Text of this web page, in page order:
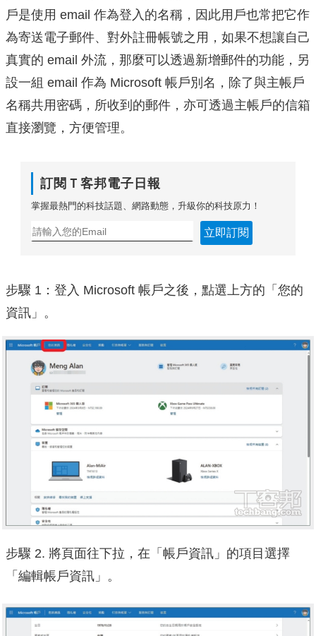
戶是使用 email 作為登入的名稱，因此用戶也常把它作
為寄送電子郵件、對外註冊帳號之用，如果不想讓自己
真實的 email 外流，那麼可以透過新增郵件的功能，另
設一組 email 作為 Microsoft 帳戶別名，除了與主帳戶
名稱共用密碼，所收到的郵件，亦可透過主帳戶的信箱
直接瀏覽，方便管理。
訂閱Ｔ客邦電子日報
掌握最熱門的科技話題、網路動態，升級你的科技原力！
立即訂閱
步驟 1：登入 Microsoft 帳戶之後，點選上方的「您的
資訊」。
步驟 2. 將頁面往下拉，在「帳戶資訊」的項目選擇
「編輯帳戶資訊」。